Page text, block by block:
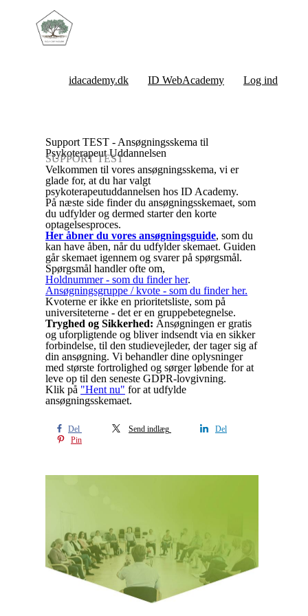
idacademy.dk ID WebAcademy Log ind
Support TEST - Ansøgningsskema til
Psykoterapeut Uddannelsen
SUPPORT TEST
Velkommen til vores ansøgningsskema, vi er
glade for, at du har valgt
psykoterapeutuddannelsen hos ID Academy.
På næste side finder du ansøgningsskemaet, som
du udfylder og dermed starter den korte
optagelsesproces.
Her åbner du vores ansøgningsguide, som du
kan have åben, når du udfylder skemaet. Guiden
går skemaet igennem og svarer på spørgsmål.
Spørgsmål handler ofte om,
Holdnummer - som du finder her.
Ansøgningsgruppe / kvote - som du finder her.
Kvoterne er ikke en prioritetsliste, som på
universiteterne - det er en gruppebetegnelse.
Tryghed og Sikkerhed: Ansøgningen er gratis
og uforpligtende og bliver indsendt via en sikker
forbindelse, til den studievejleder, der tager sig af
din ansøgning. Vi behandler dine oplysninger
med største fortrolighed og sørger løbende for at
leve op til den seneste GDPR-lovgivning.
Klik på "Hent nu" for at udfylde
ansøgningsskemaet.
Del Send indlæg
Del
Pin